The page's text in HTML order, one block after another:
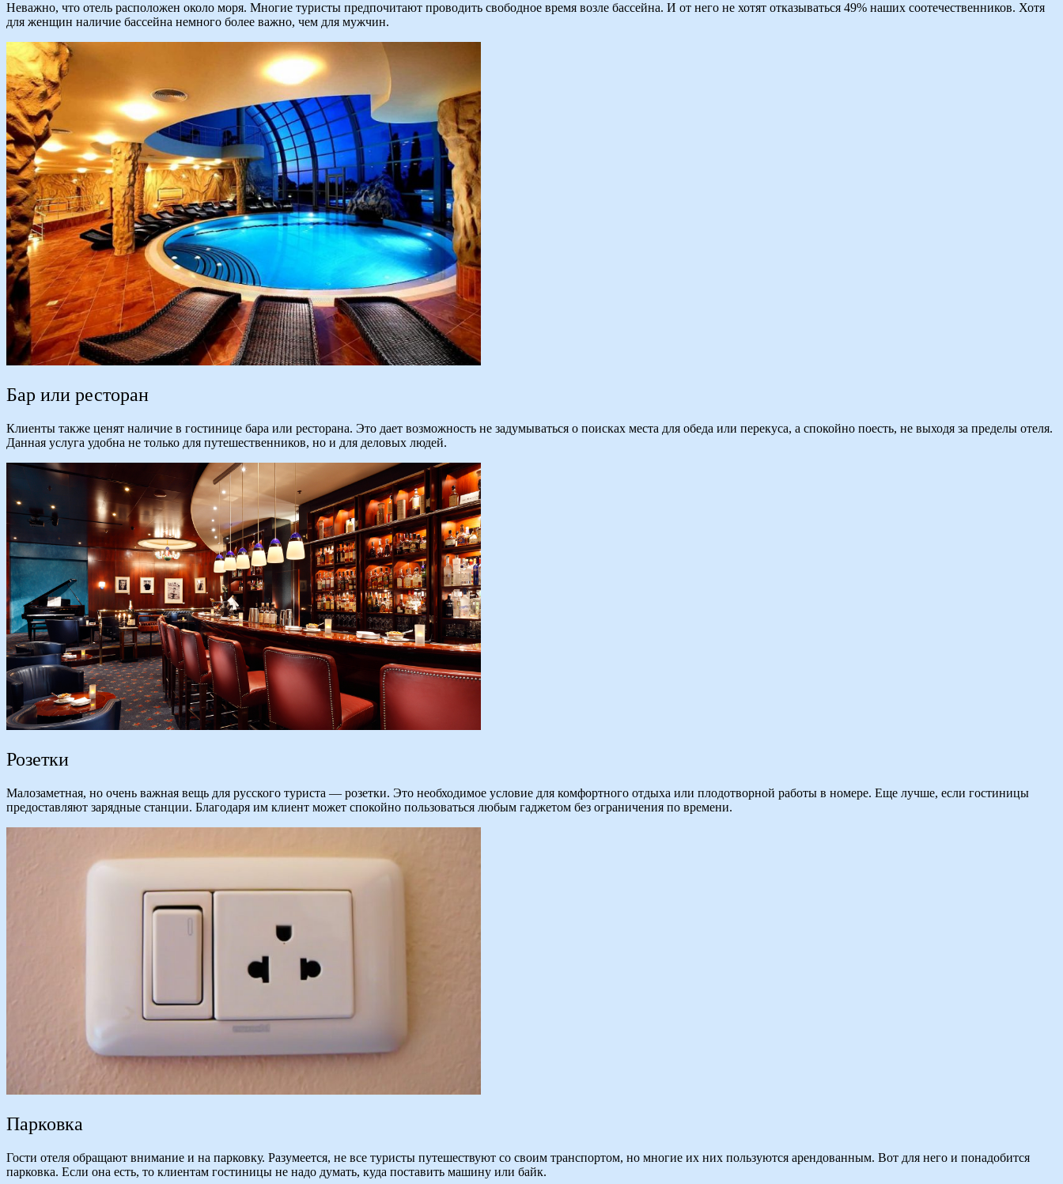
Неважно, что отель расположен около моря. Многие туристы предпочитают проводить свободное время возле бассейна. И от него не хотят отказываться 49% наших соотечественников. Хотя
для женщин наличие бассейна немного более важно, чем для мужчин.
Бар или ресторан
Клиенты также ценят наличие в гостинице бара или ресторана. Это дает возможность не задумываться о поисках места для обеда или перекуса, а спокойно поесть, не выходя за пределы отеля.
Данная услуга удобна не только для путешественников, но и для деловых людей.
Розетки
Малозаметная, но очень важная вещь для русского туриста — розетки. Это необходимое условие для комфортного отдыха или плодотворной работы в номере. Еще лучше, если гостиницы
предоставляют зарядные станции. Благодаря им клиент может спокойно пользоваться любым гаджетом без ограничения по времени.
Парковка
Гости отеля обращают внимание и на парковку. Разумеется, не все туристы путешествуют со своим транспортом, но многие их них пользуются арендованным. Вот для него и понадобится
парковка. Если она есть, то клиентам гостиницы не надо думать, куда поставить машину или байк.